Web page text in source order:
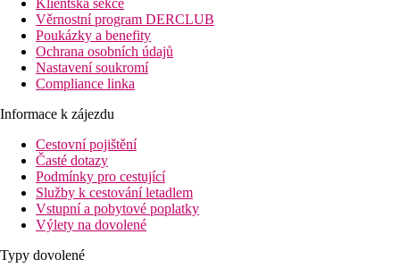
Věrnostní program DERCLUB
Poukázky a benefity
Ochrana osobních údajů
Nastavení soukromí
Compliance linka
Informace k zájezdu
Cestovní pojištění
Časté dotazy
Podmínky pro cestující
Služby k cestování letadlem
Vstupní a pobytové poplatky
Výlety na dovolené
Typy dovolené